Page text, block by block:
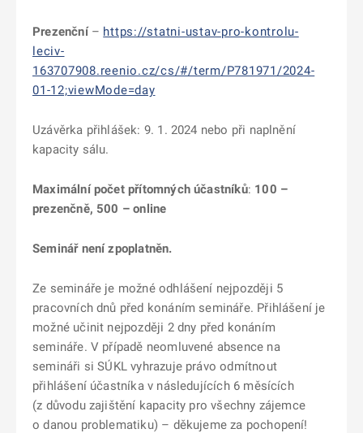
Prezenční– https://statni-ustav-pro-kontrolu-
leciv-
163707908.reenio.cz/cs/#/term/P781971/2024-
01-12;viewMode=day
Uzávěrka přihlášek: 9. 1. 2024 nebo při naplnění
kapacity sálu.
Maximální počet přítomných účastníků: 100 –
prezenčně, 500 – online
Seminář není zpoplatněn.
Ze semináře je možné odhlášení nejpozději 5
pracovních dnů před konáním semináře. Přihlášení je
možné učinit nejpozději 2 dny před konáním
semináře. V případě neomluvené absence na
semináři si SÚKL vyhrazuje právo odmítnout
přihlášení účastníka v následujících 6 měsících
(z důvodu zajištění kapacity pro všechny zájemce
o danou problematiku) – děkujeme za pochopení!